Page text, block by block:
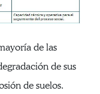
de las
de sus
de suelos.